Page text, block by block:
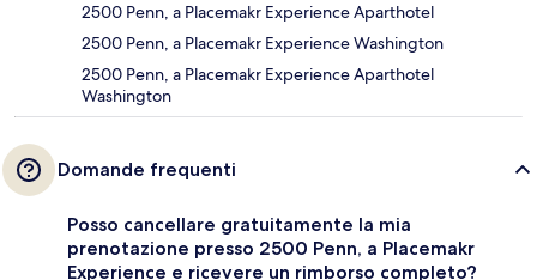
2500 Penn, a Placemakr Experience Aparthotel
2500 Penn, a Placemakr Experience Washington
2500 Penn, a Placemakr Experience Aparthotel
Washington
Domande frequenti
Posso cancellare gratuitamente la mia
prenotazione presso 2500 Penn, a Placemakr
Experience e ricevere un rimborso completo?